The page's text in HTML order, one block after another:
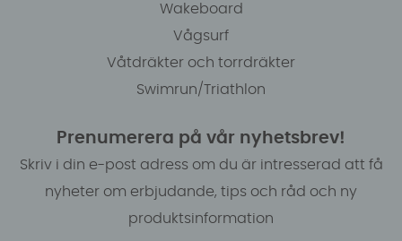
Wakeboard
Vågsurf
Våtdräkter och torrdräkter
Swimrun/Triathlon
Prenumerera på vår nyhetsbrev!
Skriv i din e-post adress om du är intresserad att få
nyheter om erbjudande, tips och råd och ny
produktsinformation